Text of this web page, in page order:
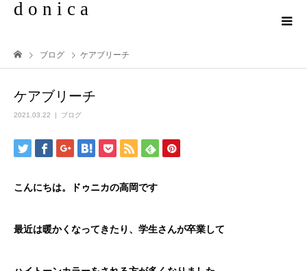
d o n i c a
ブログ ケアブリーチ
ケアブリーチ
2021.03.22 ブログ
こんにちは。ドゥニカの高岡です
最近は暖かくなってきたり、学生さんが卒業して